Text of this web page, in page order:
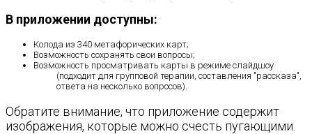
В приложении доступны:
Колода из 340 метафорических карт;
Возможность сохранять свои вопросы;
Возможность просматривать карты в режиме слайдшоу
(подходит для групповой терапии, составления "рассказа",
ответа на несколько вопросов).
Обратите внимание, что приложение содержит
изображения, которые можно счесть пугающими.